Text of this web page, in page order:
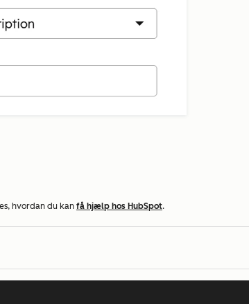
hvordan du kan få hjælp hos HubSpot.